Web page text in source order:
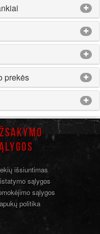
prekės
išsiuntimas
sąlygos
sąlygos
politika